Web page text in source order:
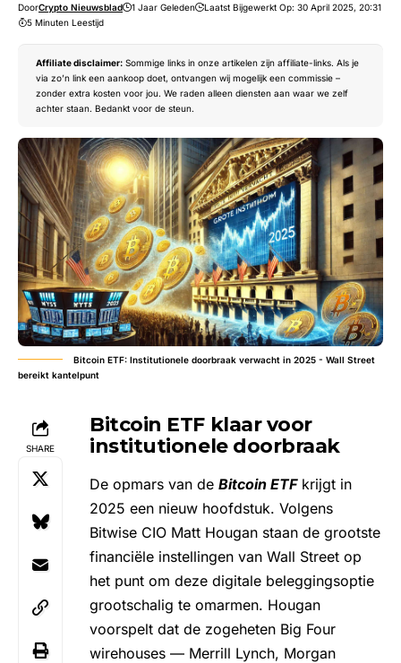
DoorCrypto Nieuwsblad 1 Jaar Geleden
Laatst Bijgewerkt Op: 30 April 2025, 20:31
5 Minuten Leestijd
Affiliate disclaimer: Sommige links in onze artikelen zijn affiliate-links. Als je
via zo’n link een aankoop doet, ontvangen wij mogelijk een commissie –
zonder extra kosten voor jou. We raden alleen diensten aan waar we zelf
achter staan. Bedankt voor de steun.
Bitcoin ETF: Institutionele doorbraak verwacht in 2025 - Wall Street
bereikt kantelpunt
SHARE
Bitcoin ETF klaar voor
institutionele doorbraak
De opmars van de Bitcoin ETFkrijgt in
2025 een nieuw hoofdstuk. Volgens
Bitwise CIO Matt Hougan staan de grootste
financiële instellingen van Wall Street op
het punt om deze digitale beleggingsoptie
grootschalig te omarmen. Hougan
voorspelt dat de zogeheten Big Four
wirehouses — Merrill Lynch, Morgan